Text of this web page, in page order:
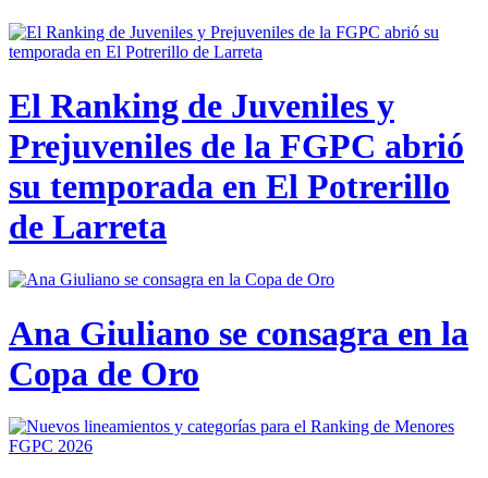
El Ranking de Juveniles y
Prejuveniles de la FGPC abrió
su temporada en El Potrerillo
de Larreta
Ana Giuliano se consagra en la
Copa de Oro